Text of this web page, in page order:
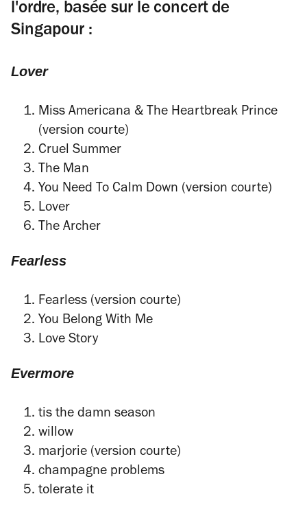
l'ordre, basée sur le concert de
Singapour :
Lover
Miss Americana & The Heartbreak Prince
(version courte)
Cruel Summer
The Man
You Need To Calm Down (version courte)
Lover
The Archer
Fearless
Fearless (version courte)
You Belong With Me
Love Story
Evermore
tis the damn season
willow
marjorie (version courte)
champagne problems
tolerate it